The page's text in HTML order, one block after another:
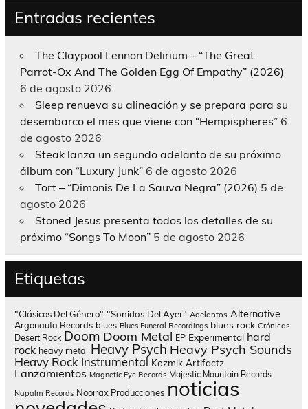
Entradas recientes
The Claypool Lennon Delirium – “The Great
Parrot-Ox And The Golden Egg Of Empathy” (2026)
6 de agosto 2026
Sleep renueva su alineación y se prepara para su
desembarco el mes que viene con “Hempispheres” 6
de agosto 2026
Steak lanza un segundo adelanto de su próximo
álbum con “Luxury Junk” 6 de agosto 2026
Tort – “Dimonis De La Sauva Negra” (2026) 5 de
agosto 2026
Stoned Jesus presenta todos los detalles de su
próximo “Songs To Moon” 5 de agosto 2026
Etiquetas
"Clásicos Del Género" "Sonidos Del Ayer" Adelantos Alternative
Argonauta Records blues Blues Funeral Recordings blues rock Crónicas
Desert Rock Doom Doom Metal EP Experimental hard
rock heavy metal Heavy Psych Heavy Psych Sounds
Heavy Rock Instrumental Kozmik Artifactz
Lanzamientos Magnetic Eye Records Majestic Mountain Records
Napalm Records Nooirax Producciones noticias